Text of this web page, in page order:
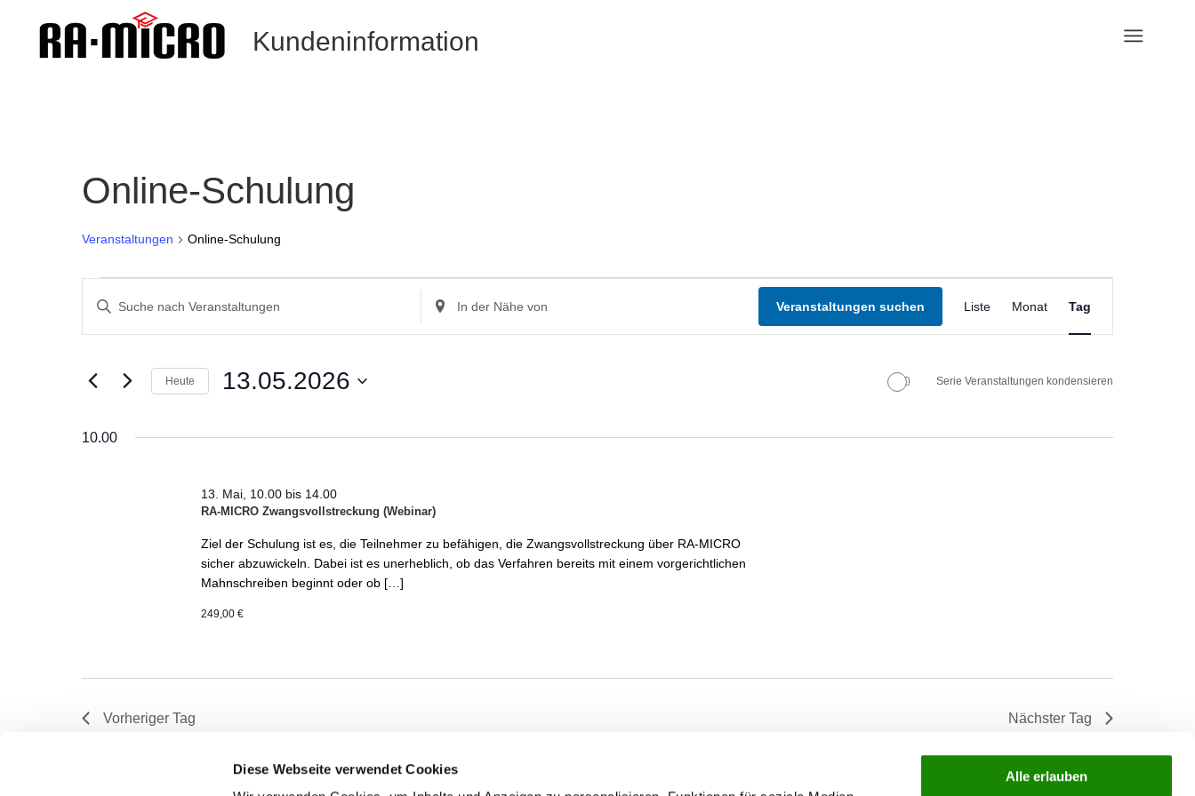
Diese Webseite verwendet Cookies
Alle erlauben
Kundeninformation
Online-Schulung
Veranstaltungen Online-Schulung
für
13.05.2026
Such-
und
Ansichtennavigation
Geben
Schlüsselwort.
Suche
Veranstaltungen
Standort
eingeben.
Veranstaltungen suchen
Navigation
Liste Monat Tag
Heute 13.05.2026 Serie Veranstaltungen kondensieren
10.00
RA-MICRO Zwangsvollstreckung (Webinar)
13. Mai, 10.00 bis 14.00
Ziel der Schulung ist es, die Teilnehmer zu befähigen, die Zwangsvollstreckung über RA-MICRO
sicher abzuwickeln. Dabei ist es unerheblich, ob das Verfahren bereits mit einem vorgerichtlichen
Mahnschreiben beginnt oder ob […]
249,00 €
Vorheriger Tag Nächster Tag